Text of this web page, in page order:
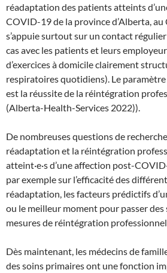
réadaptation des patients atteints
COVID-19 de la province d’Alberta, au
s’appuie surtout sur un contact
cas avec les patients et leurs
d’exercices à domicile clairement
respiratoires quotidiens). Le
est la réussite de la réintégration
(Alberta-Health-Services 2022)).
De nombreuses questions de
réadaptation et la réintégration
atteint·e·s d’une affection post-
par exemple sur l’efficacité des
réadaptation, les facteurs prédictifs
ou le meilleur moment pour passer des
mesures de réintégration
Dès maintenant, les médecins de
des soins primaires ont une fonction